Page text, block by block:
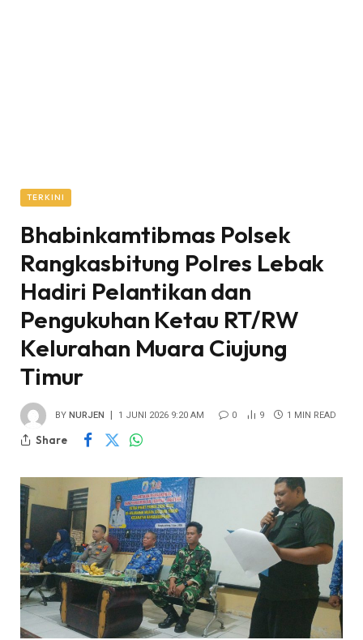
TERKINI
Bhabinkamtibmas Polsek
Rangkasbitung Polres Lebak
Hadiri Pelantikan dan
Pengukuhan Ketau RT/RW
Kelurahan Muara Ciujung
Timur
BY NURJEN 1 JUNI 2026 9:20 AM 0 9 1 MIN READ
Share